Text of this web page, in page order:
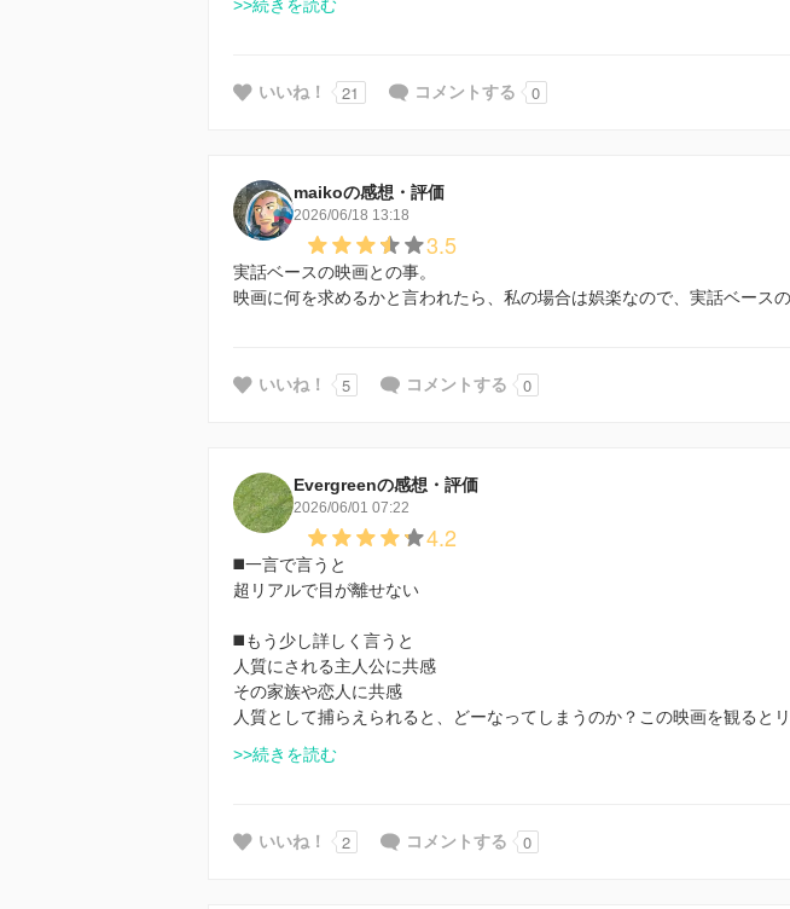
>>続きを読む
いいね！ 21 コメントする 0
maikoの感想・評価
2026/06/18 13:18
3.5
実話ベースの映画との事。
映画に何を求めるかと言われたら、私の場合は娯楽なので、実話ベース
いいね！ 5 コメントする 0
Evergreenの感想・評価
2026/06/01 07:22
4.2
◼️一言で言うと
超リアルで目が離せない
◼️もう少し詳しく言うと
人質にされる主人公に共感
その家族や恋人に共感
人質として捕らえられると、どーなってしまうのか？この映画を観ると
>>続きを読む
いいね！ 2 コメントする 0